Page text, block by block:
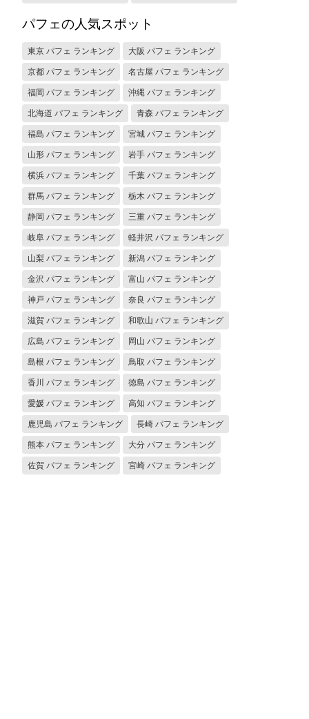
パフェの人気スポット
東京 パフェ ランキング 大阪 パフェ ランキング
京都 パフェ ランキング 名古屋 パフェ ランキング
福岡 パフェ ランキング 沖縄 パフェ ランキング
北海道 パフェ ランキング 青森 パフェ ランキング
福島 パフェ ランキング 宮城 パフェ ランキング
山形 パフェ ランキング 岩手 パフェ ランキング
横浜 パフェ ランキング 千葉 パフェ ランキング
群馬 パフェ ランキング 栃木 パフェ ランキング
静岡 パフェ ランキング 三重 パフェ ランキング
岐阜 パフェ ランキング 軽井沢 パフェ ランキング
山梨 パフェ ランキング 新潟 パフェ ランキング
金沢 パフェ ランキング 富山 パフェ ランキング
神戸 パフェ ランキング 奈良 パフェ ランキング
滋賀 パフェ ランキング 和歌山 パフェ ランキング
広島 パフェ ランキング 岡山 パフェ ランキング
島根 パフェ ランキング 鳥取 パフェ ランキング
香川 パフェ ランキング 徳島 パフェ ランキング
愛媛 パフェ ランキング 高知 パフェ ランキング
鹿児島 パフェ ランキング 長崎 パフェ ランキング
熊本 パフェ ランキング 大分 パフェ ランキング
佐賀 パフェ ランキング 宮崎 パフェ ランキング